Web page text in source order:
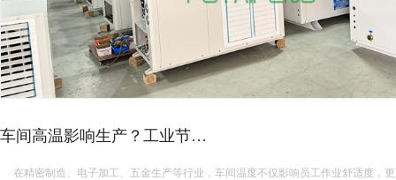
车间高温影响生产？工业节…
在精密制造、电子加工、五金生产等行业，车间温度不仅影响员工作业舒适度，